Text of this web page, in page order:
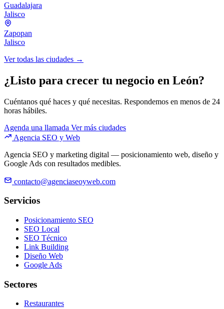
Guadalajara
Jalisco
Zapopan
Jalisco
Ver todas las ciudades →
¿Listo para crecer tu negocio en León?
Cuéntanos qué haces y qué necesitas. Respondemos en menos de 24
horas hábiles.
Agenda una llamada Ver más ciudades
Agencia SEO y Web
Agencia SEO y marketing digital — posicionamiento web, diseño y
Google Ads con resultados medibles.
contacto@agenciaseoyweb.com
Servicios
Posicionamiento SEO
SEO Local
SEO Técnico
Link Building
Diseño Web
Google Ads
Sectores
Restaurantes